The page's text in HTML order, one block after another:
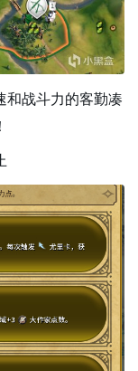
和战斗力的客勤凑